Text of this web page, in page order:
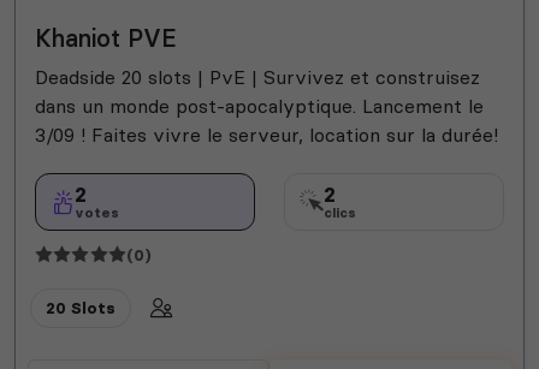
Khaniot PVE
Deadside 20 slots | PvE | Survivez et construisez
dans un monde post-apocalyptique. Lancement le
3/09 ! Faites vivre le serveur, location sur la durée!
2
votes
2
clics
(0)
20 Slots